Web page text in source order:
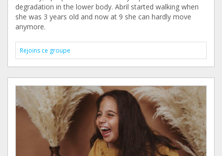
degradation in the lower body. Abril started walking when
she was 3 years old and now at 9 she can hardly move
anymore.
Rejoins ce groupe